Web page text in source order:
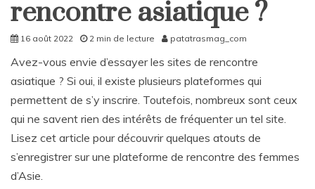
rencontre asiatique ?
16 août 2022 2 min de lecture patatrasmag_com
Avez-vous envie d’essayer les sites de rencontre
asiatique ? Si oui, il existe plusieurs plateformes qui
permettent de s’y inscrire. Toutefois, nombreux sont ceux
qui ne savent rien des intérêts de fréquenter un tel site.
Lisez cet article pour découvrir quelques atouts de
s’enregistrer sur une plateforme de rencontre des femmes
d’Asie.